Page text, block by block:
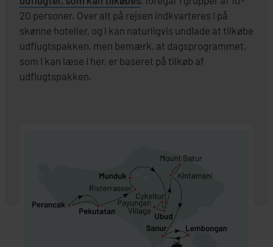
20 personer. Over alt på rejsen indkvarteres I på
skønne hoteller, og I kan naturligvis undlade at tilkøbe
udflugtspakken, men bemærk, at dagsprogrammet,
som I kan læse i her, er baseret på tilkøb af
udflugtspakken.